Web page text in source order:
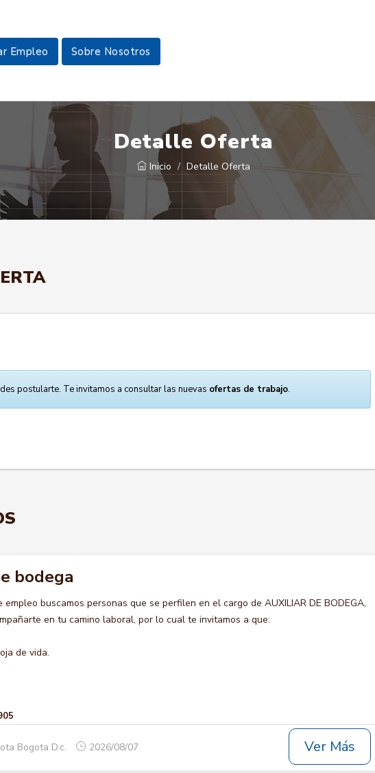
Empleo Sobre Nosotros
Detalle Oferta
Inicio Detalle Oferta
postularte. Te invitamos a consultar las nuevas ofertas de trabajo.
bodega
buscamos personas que se perfilen en el cargo de AUXILIAR DE BODEGA,
en tu camino laboral, por lo cual te invitamos a que:
de vida.
Bogota D.c. 2026/08/07 Ver Más